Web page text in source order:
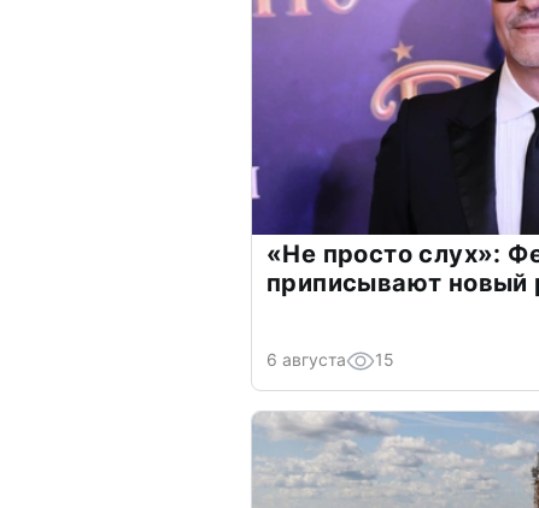
«Не просто слух»:
приписывают
6 августа 15